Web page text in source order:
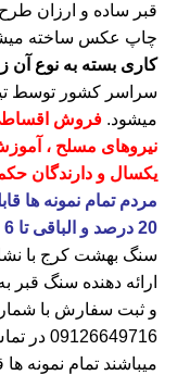
قبر ساده و ارزان
چاپ عکس ساخته
کاری بسته به نوع آن
سراسر کشور توسط
میشود. فروش
نیروهای مسلح ،
یکسال و دارندگان
مردم تمام نمونه ها
20 درصد و الباقی تا 6 ماه قابل اقساط هستند.
سنگ بهشت کرج با
ارائه دهنده سنگ
و ثبت سفارش با
09126649716 در
میباشند تمام نمونه